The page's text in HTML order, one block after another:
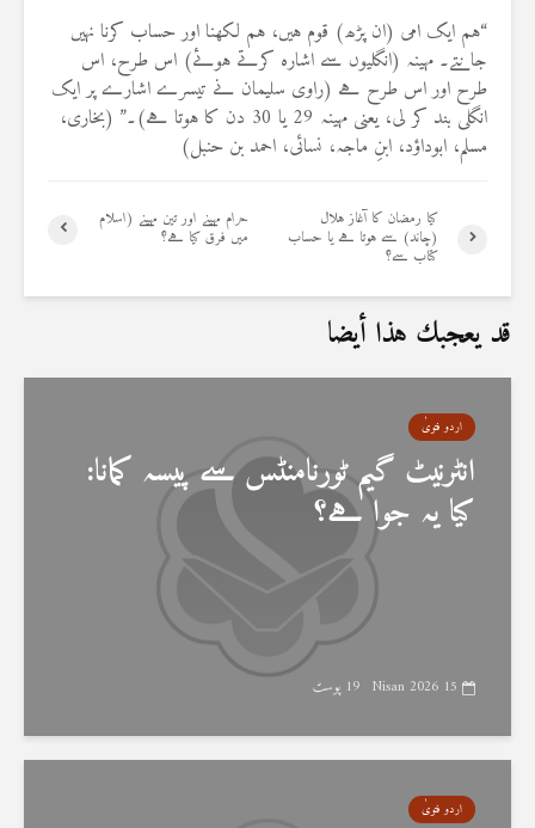
“ہم ایک امی (ان پڑھ) قوم ہیں، ہم لکھنا اور حساب کرنا نہیں
جانتے۔ مہینہ (انگلیوں سے اشارہ کرتے ہوئے) اس طرح، اس
طرح اور اس طرح ہے (راوی سلیمان نے تیسرے اشارے پر ایک
انگلی بند کر لی، یعنی مہینہ 29 یا 30 دن کا ہوتا ہے)۔” (بخاری،
مسلم، ابوداؤد، ابنِ ماجہ، نسائی، احمد بن حنبل)
حرام مہینے اور تین مہینے (اسلام
میں فرق کیا ہے؟
کیا رمضان کا آغاز ہلال
(چاند) سے ہوتا ہے یا حساب
کتاب سے؟
قد يعجبك هذا أيضا
اردو فتویٰ
انٹرنیٹ گیم ٹورنامنٹس سے پیسہ کمانا:
کیا یہ جوا ہے؟
15 Nisan 2026 19 پوسٹ
اردو فتویٰ